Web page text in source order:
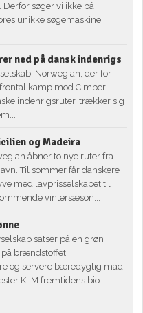
søger vi ikke på
unikke søgemaskine
ned på dansk indenrigs
Norwegian, der for
kamp mod Cimber
indenrigsruter, trækker sig
og Madeira
åbner to nye ruter fra
Til sommer får danskere
med lavprisselskabet til
vintersæson...
satser på en grøn
på brændstoffet,
og servere bæredygtig mad
KLM fremtidens bio-